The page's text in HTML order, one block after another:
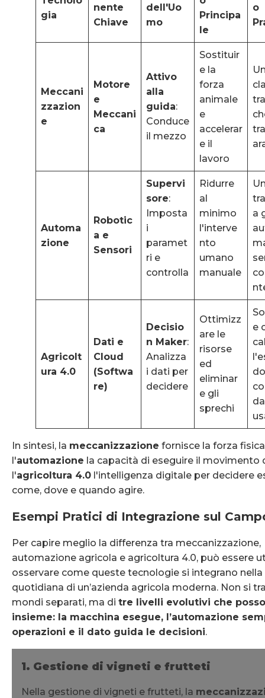
gia
nente
Chiave
dell'Uo
mo
Principa
le
o
Meccani
zzazion
e
Motore
e
Meccani
ca
Attivo
alla
guida:
Conduce
il mezzo
Sostituir
e la
forza
animale
e
accelerar
e il
lavoro
Automa
zione
Robotic
a e
Sensori
Supervi
sore:
Imposta
i
paramet
ri e
controlla
Ridurre
al
minimo
l'interve
nto
umano
manuale
a
Agricolt
ura 4.0
Dati e
Cloud
(Softwa
re)
Decisio
n Maker:
Analizza
i dati per
decidere
Ottimizz
are le
risorse
ed
eliminar
e gli
sprechi
e
da
In sintesi, la meccanizzazione fornisce la forza
l'automazione la capacità di eseguire il movimento
l'agricoltura 4.0 l'intelligenza digitale per decidere
come, dove e quando agire.
Esempi Pratici di Integrazione sul
Per capire meglio la differenza tra meccanizzazione,
automazione agricola e agricoltura 4.0, può essere
osservare come queste tecnologie si integrano
quotidiana di un’azienda agricola moderna. Non si
mondi separati, ma di tre livelli evolutivi che
insieme: la macchina esegue, l’automazione
operazioni e il dato guida le decisioni.
1. Gestione di vigneti e frutteti
Nella gestione di vigneti e frutteti, la